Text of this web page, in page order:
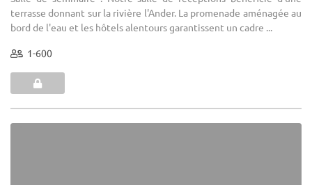
terrasse donnant sur la rivière l'Ander. La promenade aménagée au
bord de l'eau et les hôtels alentours garantissent un cadre ...
1-600